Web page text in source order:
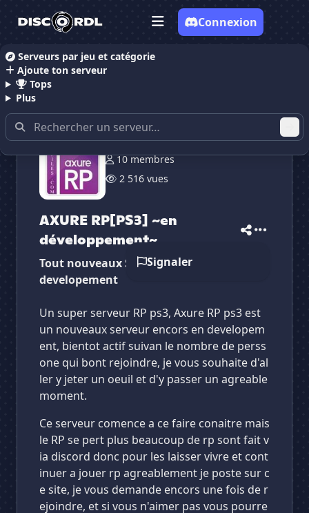
Serveurs par jeu et catégorie
Ajoute ton serveur
Tops
Plus
Connexion
Accueil Serveurs Discord RolePlay
10 membres
2 516 vues
AXURE RP[PS3] ~en
développement~
Signaler
Tout nouveaux Serveur RP PS3 Axure en
developement
Un super serveur RP ps3, Axure RP ps3 est
un nouveaux serveur encors en developem
ent, bientot actif suivan le nombre de perss
one qui bont rejoindre, je vous souhaite d'al
ler y jeter un oeuil et d'y passer un agreable
moment.
Ce serveur comence a ce faire conaitre mais
le RP se pert plus beaucoup de rp sont fait v
ia discord donc pour les laisser vivre et cont
inuer a jouer rp agreablement je poste sur c
e site, je vous demande encors une fois de r
ejoindre, et si vous n'aimer pas vous pourre
Vote pour AXURE RP[PS3] ~...
serveur ?
AXURE RP[PS3] ~en...